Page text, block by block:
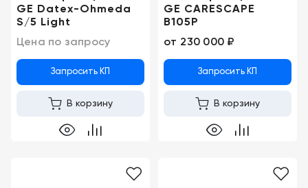
GE Datex-Ohmeda
S/5 Light
Цена по запросу
Запросить КП
В корзину
GE CARESCAPE
B105P
от 230 000 ₽
Запросить КП
В корзину